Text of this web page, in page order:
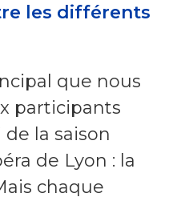
les différents
que nous
participants
la saison
de Lyon : la
chaque